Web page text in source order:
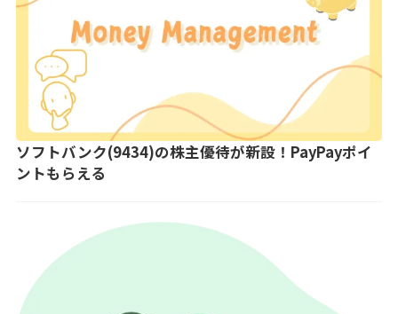
ソフトバンク(9434)の株主優待が新設！PayPayポイ
ントもらえる